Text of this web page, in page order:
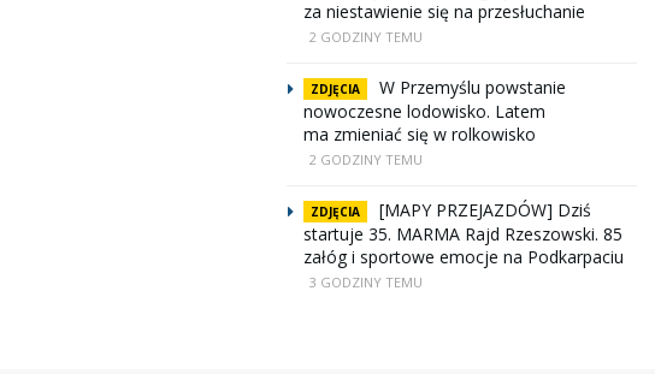
za niestawienie się na przesłuchanie
2 GODZINY TEMU
ZDJĘCIA
W Przemyślu powstanie
nowoczesne lodowisko. Latem
ma zmieniać się w rolkowisko
2 GODZINY TEMU
ZDJĘCIA
[MAPY PRZEJAZDÓW] Dziś
startuje 35. MARMA Rajd Rzeszowski. 85
załóg i sportowe emocje na Podkarpaciu
3 GODZINY TEMU